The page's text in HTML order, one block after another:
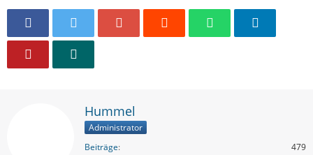
Hummel
Administrator
Beiträge
479